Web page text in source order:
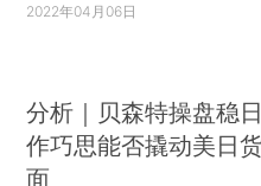
2022年04月06日
分析｜贝森特操盘稳
作巧思能否撬动美日
面